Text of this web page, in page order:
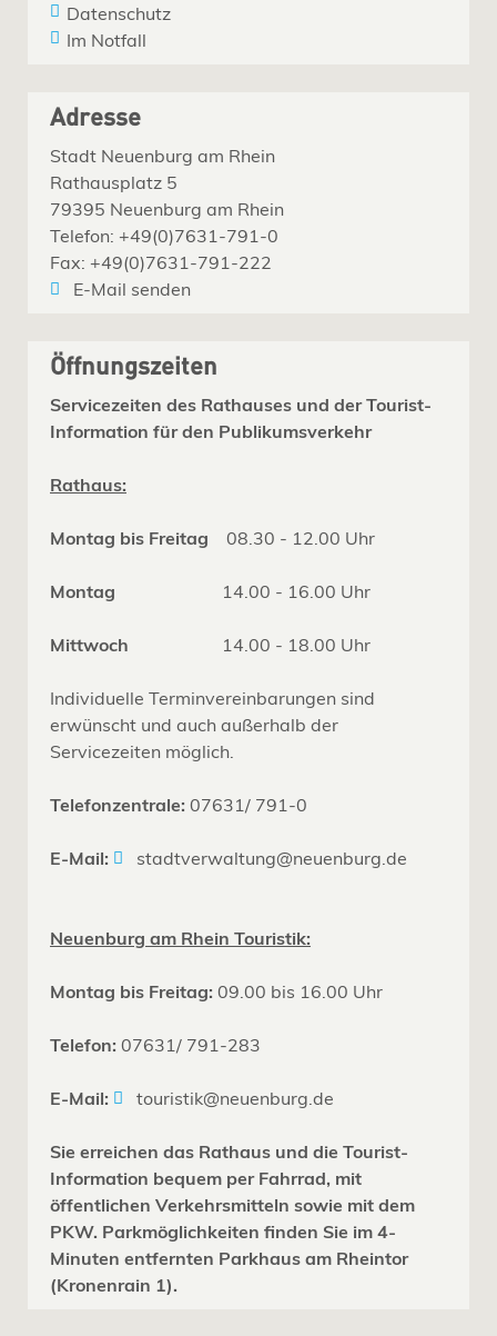
Datenschutz
Im Notfall
Adresse
Stadt Neuenburg am Rhein
Rathausplatz 5
79395 Neuenburg am Rhein
Telefon: +49(0)7631-791-0
Fax: +49(0)7631-791-222
E-Mail senden
Öffnungszeiten
Servicezeiten des Rathauses und der Tourist-
Information für den Publikumsverkehr
Rathaus:
Montag bis Freitag 08.30 - 12.00 Uhr
Montag 14.00 - 16.00 Uhr
Mittwoch 14.00 - 18.00 Uhr
Individuelle Terminvereinbarungen sind
erwünscht und auch außerhalb der
Servicezeiten möglich.
Telefonzentrale: 07631/ 791-0
E-Mail: stadtverwaltung@neuenburg.de
Neuenburg am Rhein Touristik:
Montag bis Freitag: 09.00 bis 16.00 Uhr
Telefon: 07631/ 791-283
E-Mail: touristik@neuenburg.de
Sie erreichen das Rathaus und die Tourist-
Information bequem per Fahrrad, mit
öffentlichen Verkehrsmitteln sowie mit dem
PKW. Parkmöglichkeiten finden Sie im 4-
Minuten entfernten Parkhaus am Rheintor
(Kronenrain 1).